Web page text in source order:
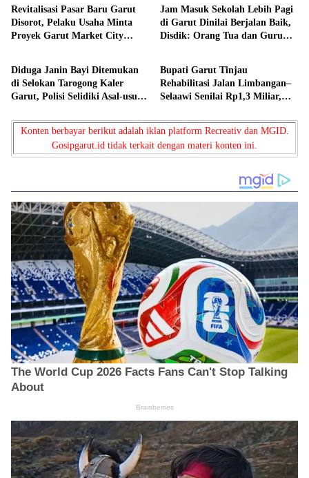
Revitalisasi Pasar Baru Garut
Disorot, Pelaku Usaha Minta
Proyek Garut Market City
Jam Masuk Sekolah Lebih Pagi
di Garut Dinilai Berjalan Baik,
Disdik: Orang Tua dan Guru
Berita
Diduga Janin Bayi Ditemukan
di Selokan Tarogong Kaler
Garut, Polisi Selidiki Asal-usul
Berita
Bupati Garut Tinjau
Rehabilitasi Jalan Limbangan–
Selaawi Senilai Rp1,3 Miliar,
Konten berbayar berikut adalah iklan platform Recreativ dan MGID.
Gosipgarut.id tidak terkait dengan materi konten ini.